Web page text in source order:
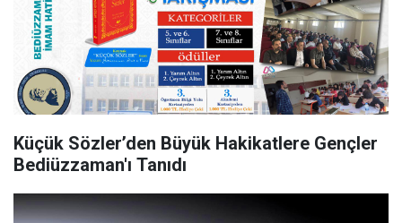
Küçük Sözler’den Büyük Hakikatlere Gençler
Bediüzzaman'ı Tanıdı